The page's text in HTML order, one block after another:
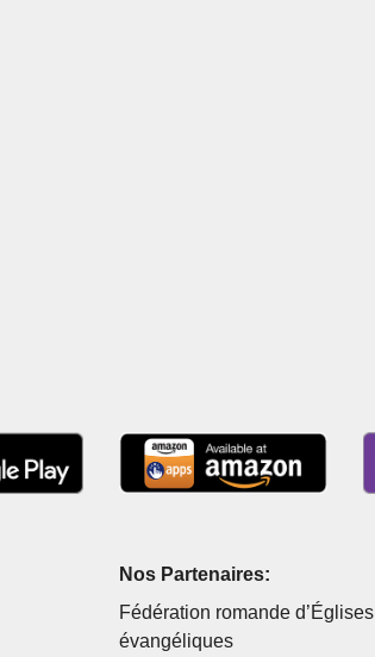
Nos Partenaires:
Fédération romande d’Églises
évangéliques